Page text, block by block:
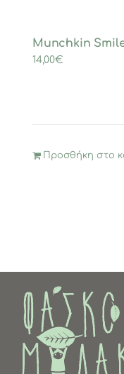
Munchkin
14,00€
Προσθήκη στο